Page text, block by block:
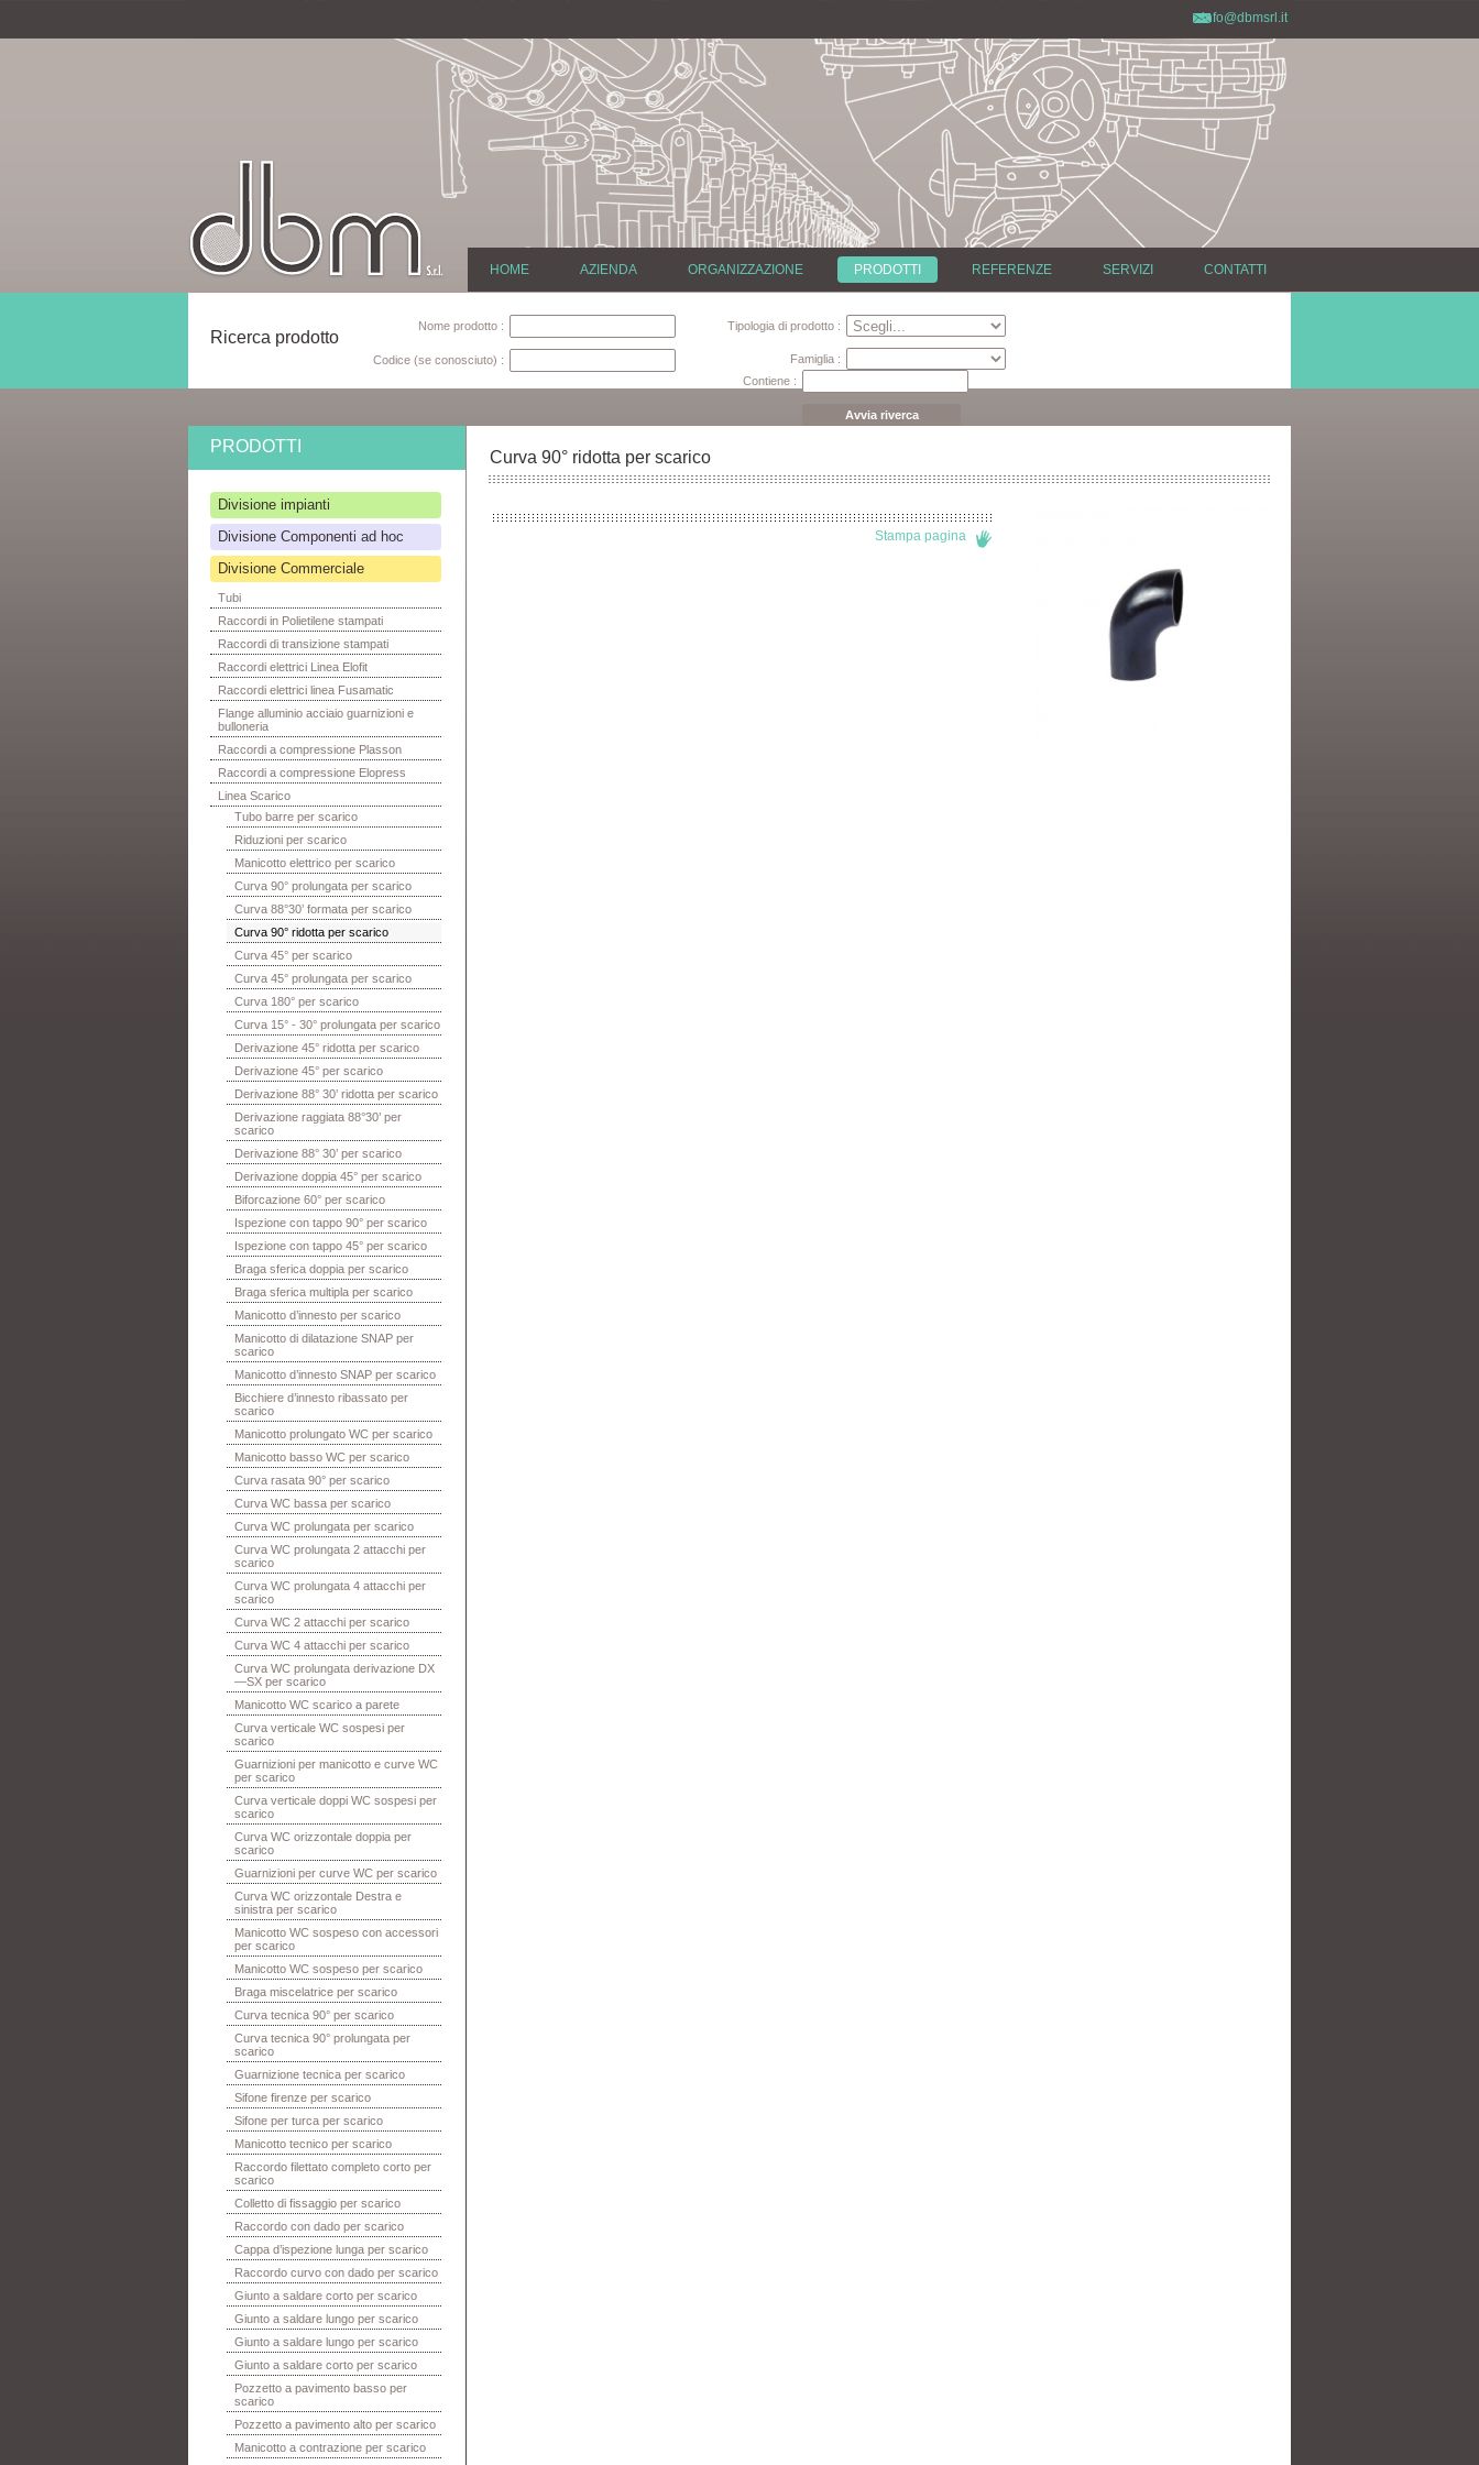
info@dbmsrl.it
HOME AZIENDA ORGANIZZAZIONE PRODOTTI REFERENZE SERVIZI CONTATTI
Ricerca prodotto
Nome prodotto :
Codice (se conosciuto) :
Tipologia di prodotto :
Famiglia :
Contiene :
Avvia riverca
PRODOTTI
Divisione impianti
Divisione Componenti ad hoc
Divisione Commerciale
Tubi
Raccordi in Polietilene stampati
Raccordi di transizione stampati
Raccordi elettrici Linea Elofit
Raccordi elettrici linea Fusamatic
Flange alluminio acciaio guarnizioni e
bulloneria
Raccordi a compressione Plasson
Raccordi a compressione Elopress
Linea Scarico
Tubo barre per scarico
Riduzioni per scarico
Manicotto elettrico per scarico
Curva 90° prolungata per scarico
Curva 88°30’ formata per scarico
Curva 90° ridotta per scarico
Curva 45° per scarico
Curva 45° prolungata per scarico
Curva 180° per scarico
Curva 15° - 30° prolungata per scarico
Derivazione 45° ridotta per scarico
Derivazione 45° per scarico
Derivazione 88° 30’ ridotta per scarico
Derivazione raggiata 88°30’ per
scarico
Derivazione 88° 30’ per scarico
Derivazione doppia 45° per scarico
Biforcazione 60° per scarico
Ispezione con tappo 90° per scarico
Ispezione con tappo 45° per scarico
Braga sferica doppia per scarico
Braga sferica multipla per scarico
Manicotto d’innesto per scarico
Manicotto di dilatazione SNAP per
scarico
Manicotto d’innesto SNAP per scarico
Bicchiere d’innesto ribassato per
scarico
Manicotto prolungato WC per scarico
Manicotto basso WC per scarico
Curva rasata 90° per scarico
Curva WC bassa per scarico
Curva WC prolungata per scarico
Curva WC prolungata 2 attacchi per
scarico
Curva WC prolungata 4 attacchi per
scarico
Curva WC 2 attacchi per scarico
Curva WC 4 attacchi per scarico
Curva WC prolungata derivazione DX
—SX per scarico
Manicotto WC scarico a parete
Curva verticale WC sospesi per
scarico
Guarnizioni per manicotto e curve WC
per scarico
Curva verticale doppi WC sospesi per
scarico
Curva WC orizzontale doppia per
scarico
Guarnizioni per curve WC per scarico
Curva WC orizzontale Destra e
sinistra per scarico
Manicotto WC sospeso con accessori
per scarico
Manicotto WC sospeso per scarico
Braga miscelatrice per scarico
Curva tecnica 90° per scarico
Curva tecnica 90° prolungata per
scarico
Guarnizione tecnica per scarico
Sifone firenze per scarico
Sifone per turca per scarico
Manicotto tecnico per scarico
Raccordo filettato completo corto per
scarico
Colletto di fissaggio per scarico
Raccordo con dado per scarico
Cappa d’ispezione lunga per scarico
Raccordo curvo con dado per scarico
Giunto a saldare corto per scarico
Giunto a saldare lungo per scarico
Giunto a saldare lungo per scarico
Giunto a saldare corto per scarico
Pozzetto a pavimento basso per
scarico
Pozzetto a pavimento alto per scarico
Manicotto a contrazione per scarico
Curva 90° ridotta per scarico
Stampa pagina